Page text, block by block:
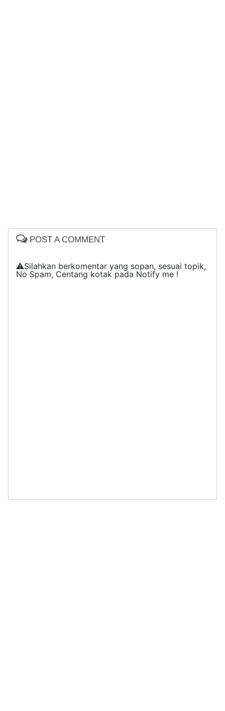
POST A COMMENT
⚠️Silahkan berkomentar yang sopan, sesuai topik,
No Spam, Centang kotak pada Notify me !